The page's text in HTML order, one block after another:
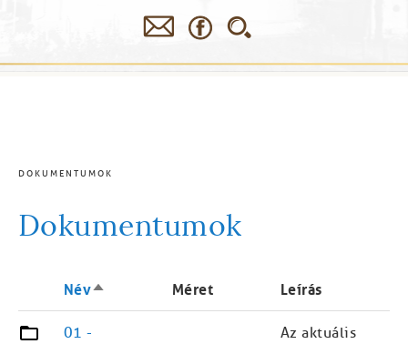
MORZSA
DOKUMENTUMOK
Dokumentumok
NévCsökkenő
rendezés
Méret Leírás
01 -
Az aktuális